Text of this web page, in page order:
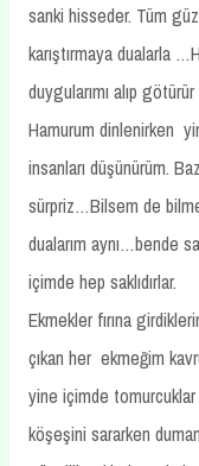
sanki hisseder. Tüm
karıştırmaya dualarla
duygularımı alıp
Hamurum dinlenirken
insanları düşünürüm.
sürpriz…Bilsem de
dualarım aynı…bende
içimde hep saklıdırlar.
Ekmekler fırına
çıkan her ekmeğim
yine içimde tomurcuklar
köşeşini sararken